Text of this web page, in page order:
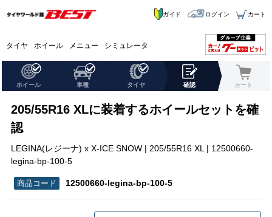
タイヤ ホイール メニュー シミュレータ
ガイド ログイン カート
ホイール 車種 タイヤ 確認 カート
205/55R16 XLに装着するホイールセットを確
認
LEGINA(レジーナ) x X-ICE SNOW | 205/55R16 XL | 12500660-
legina-bp-100-5
12500660-legina-bp-100-5